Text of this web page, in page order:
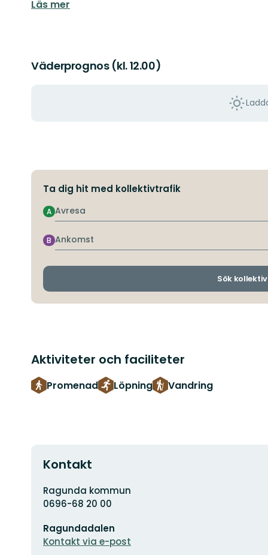
Läs mer
Väderprognos (kl. 12.00)
Ta dig hit med kollektivtrafik
Avresa
A
Ankomst
B
Sök
Aktiviteter och faciliteter
Promenad Löpning Vandring
Kontakt
Adress
Ragunda kommun
0696-68 20 00
postadress
Ragundadalen
Kontakt via e-post